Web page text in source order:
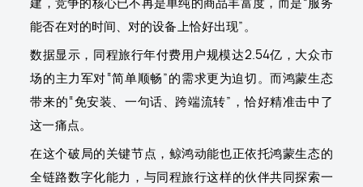
能否在对的时间、对的设备上恰好出现”。
数据显示，同程旅行年付费用户规模达2.54亿，大众市
场的主力军对“简单顺畅”的需求更为迫切。而鸿蒙生态
带来的“免安装、一句话、跨端流转”，恰好精准击中了
这一痛点。
在这个破局的关键节点，鲸鸿动能也正依托鸿蒙生态的
全链路数字化能力，与同程旅行这样的伙伴共同探索一